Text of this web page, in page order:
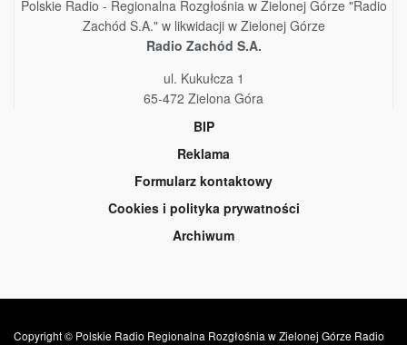
Polskie Radio - Regionalna Rozgłośnia w Zielonej Górze "Radio
Zachód S.A." w likwidacji w Zielonej Górze
Radio Zachód S.A.
ul. Kukułcza 1
65-472 Zielona Góra
BIP
Reklama
Formularz kontaktowy
Cookies i polityka prywatności
Archiwum
Copyright © Polskie Radio Regionalna Rozgłośnia w Zielonej Górze Radio